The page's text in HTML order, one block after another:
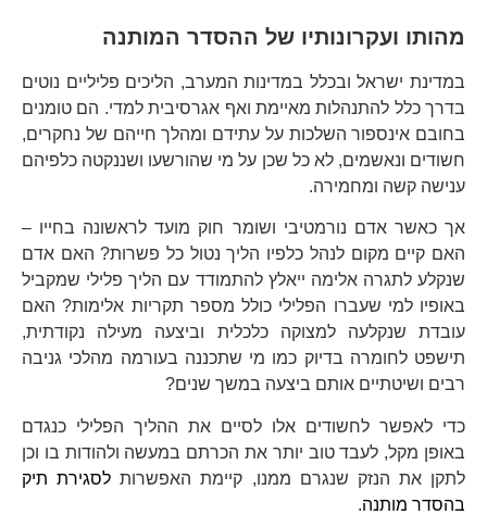
מהותו ועקרונותיו של ההסדר המותנה
במדינת ישראל ובכלל במדינות המערב, הליכים פליליים נוטים
בדרך כלל להתנהלות מאיימת ואף אגרסיבית למדי. הם טומנים
בחובם אינספור השלכות על עתידם ומהלך חייהם של נחקרים,
חשודים ונאשמים, לא כל שכן על מי שהורשעו ושננקטה כלפיהם
ענישה קשה ומחמירה.
אך כאשר אדם נורמטיבי ושומר חוק מועד לראשונה בחייו –
האם קיים מקום לנהל כלפיו הליך נטול כל פשרות? האם אדם
שנקלע לתגרה אלימה ייאלץ להתמודד עם הליך פלילי שמקביל
באופיו למי שעברו הפלילי כולל מספר תקריות אלימות? האם
עובדת שנקלעה למצוקה כלכלית וביצעה מעילה נקודתית,
תישפט לחומרה בדיוק כמו מי שתכננה בעורמה מהלכי גניבה
רבים ושיטתיים אותם ביצעה במשך שנים?
כדי לאפשר לחשודים אלו לסיים את ההליך הפלילי כנגדם
באופן מקל, לעבד טוב יותר את הכרתם במעשה ולהודות בו וכן
לתקן את הנזק שנגרם ממנו, קיימת האפשרות לסגירת תיק
בהסדר מותנה.